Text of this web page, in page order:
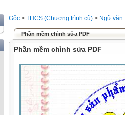
Gốc > THCS (Chương trình cũ) > Ngữ văn
Phần mềm chình sửa PDF
Phần mềm chình sửa PDF